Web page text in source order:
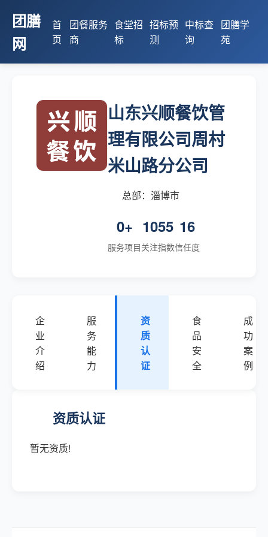
团膳
网
首
页
团餐服务
商
食堂招
标
招标预
测
中标查
询
团膳学
苑
山东兴顺餐饮管
理有限公司周村
米山路分公司
总部：淄博市
0+
服务项目
1055
关注指数
16
信任度
企
业
介
绍
服
务
能
力
资
质
认
证
食
品
安
全
成
功
案
例
资质认证
暂无资质!